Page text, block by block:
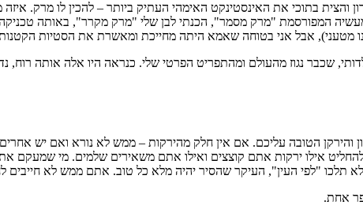
בתוכי את האינסטינקט האימהי העתיק ביותר – להכין לו מרק. איזה
המפורסמת "מרק מסמר", הכנתי לבן שלי "מרק מקרר", באותה
מטעני), אבל אני בטוחה שאמא היתה מחייכת ומאשרת את הסטיות
שכבר נגוז מהעולם ומהתפריט הפרטי שלי. כנראה היו אלה אותה רוח,
הטובה עליכם. אם אין חלק מהירקות – ממש לא נורא ואם יש
אילו ירקות אתם קוצצים ואילו אתם משאירים שלמים. מי שמעקם את
תלכו "לפי העין", העיקר שהסיר יהיה מלא כל טוב. אתם ממש לא חייבים
אחת.